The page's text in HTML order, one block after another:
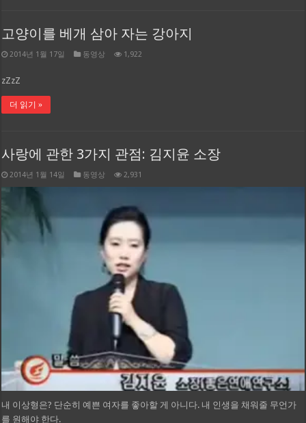
고양이를 베개 삼아 자는 강아지
2014년 1월 17일 동영상 1,922
zZzZ
더 읽기 »
사랑에 관한 3가지 관점: 김지윤 소장
2014년 1월 14일 동영상 2,931
내 이상형은? 단순히 예쁜 여자를 좋아할 게 아니다. 내 인생을 채워줄 무언가
를 원해야 한다.